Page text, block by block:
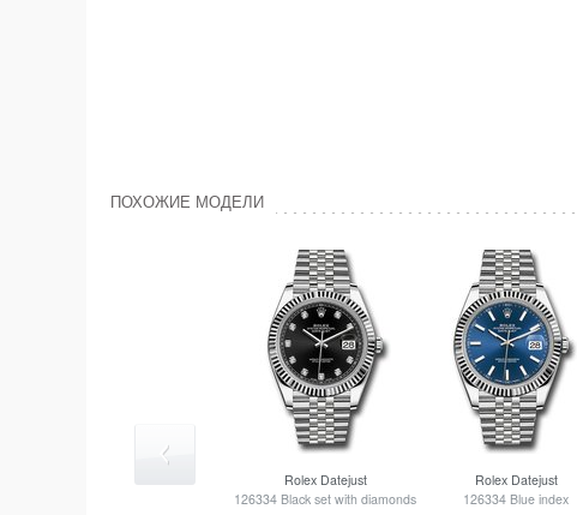
ПОХОЖИЕ МОДЕЛИ
RolexDatejust
126334 Black set with diamonds
RolexDatejust
126334 Blue index